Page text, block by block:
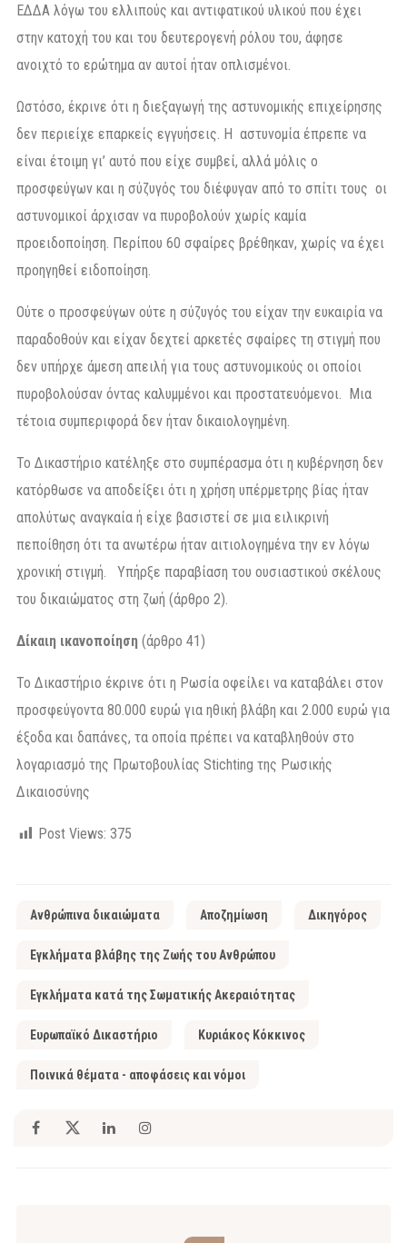
ΕΔΔΑ λόγω του ελλιπούς και αντιφατικού υλικού που έχει
στην κατοχή του και του δευτερογενή ρόλου του, άφησε
ανοιχτό το ερώτημα αν αυτοί ήταν οπλισμένοι.
Ωστόσο, έκρινε ότι η διεξαγωγή της αστυνομικής επιχείρησης
δεν περιείχε επαρκείς εγγυήσεις. Η αστυνομία έπρεπε να
είναι έτοιμη γι’ αυτό που είχε συμβεί, αλλά μόλις ο
προσφεύγων και η σύζυγός του διέφυγαν από το σπίτι τους οι
αστυνομικοί άρχισαν να πυροβολούν χωρίς καμία
προειδοποίηση. Περίπου 60 σφαίρες βρέθηκαν, χωρίς να έχει
προηγηθεί ειδοποίηση.
Ούτε ο προσφεύγων ούτε η σύζυγός του είχαν την ευκαιρία να
παραδοθούν και είχαν δεχτεί αρκετές σφαίρες τη στιγμή που
δεν υπήρχε άμεση απειλή για τους αστυνομικούς οι οποίοι
πυροβολούσαν όντας καλυμμένοι και προστατευόμενοι. Μια
τέτοια συμπεριφορά δεν ήταν δικαιολογημένη.
Το Δικαστήριο κατέληξε στο συμπέρασμα ότι η κυβέρνηση δεν
κατόρθωσε να αποδείξει ότι η χρήση υπέρμετρης βίας ήταν
απολύτως αναγκαία ή είχε βασιστεί σε μια ειλικρινή
πεποίθηση ότι τα ανωτέρω ήταν αιτιολογημένα την εν λόγω
χρονική στιγμή. Υπήρξε παραβίαση του ουσιαστικού σκέλους
του δικαιώματος στη ζωή (άρθρο 2).
Δίκαιη ικανοποίηση (άρθρο 41)
Το Δικαστήριο έκρινε ότι η Ρωσία οφείλει να καταβάλει στον
προσφεύγοντα 80.000 ευρώ για ηθική βλάβη και 2.000 ευρώ για
έξοδα και δαπάνες, τα οποία πρέπει να καταβληθούν στο
λογαριασμό της Πρωτοβουλίας Stichting της Ρωσικής
Δικαιοσύνης
Post Views: 375
Ανθρώπινα δικαιώματα Αποζημίωση Δικηγόρος
Εγκλήματα βλάβης της Ζωής του Ανθρώπου
Εγκλήματα κατά της Σωματικής Ακεραιότητας
Ευρωπαϊκό Δικαστήριο Κυριάκος Κόκκινος
Ποινικά θέματα - αποφάσεις και νόμοι